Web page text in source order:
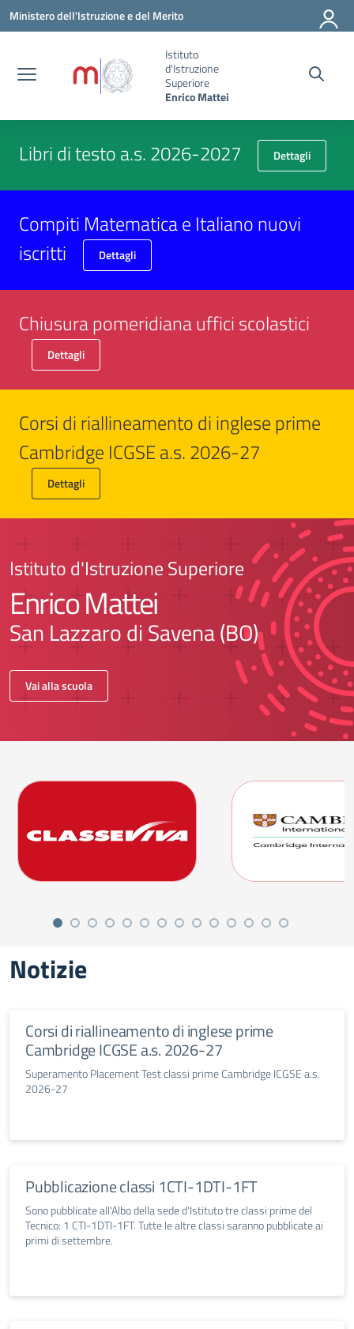
Vai ai contenuti
Vai al menu di navigazione
Vai al footer
Ministero dell'Istruzione e del Merito
Istituto
d'Istruzione
Superiore
Enrico Mattei
Libri di testo a.s. 2026-2027 Dettagli
Compiti Matematica e Italiano nuovi
iscritti
Dettagli
Chiusura pomeridiana uffici scolastici
Dettagli
Corsi di riallineamento di inglese prime
Cambridge ICGSE a.s. 2026-27
Dettagli
Istituto d'Istruzione Superiore
Enrico Mattei
San Lazzaro di Savena (BO)
Vai alla scuola
Notizie
Corsi di riallineamento di inglese prime
Cambridge ICGSE a.s. 2026-27
Superamento Placement Test classi prime Cambridge ICGSE a.s.
2026-27
Pubblicazione classi 1CTI-1DTI-1FT
Sono pubblicate all'Albo della sede d'Istituto tre classi prime del
Tecnico: 1 CTI-1DTI-1FT. Tutte le altre classi saranno pubblicate ai
primi di settembre.